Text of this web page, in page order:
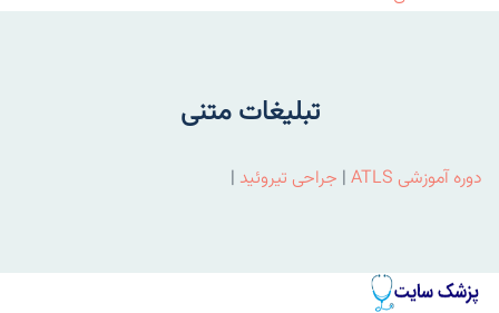
تبلیغات متنی
دوره آموزشی ATLS | جراحی تیروئید |